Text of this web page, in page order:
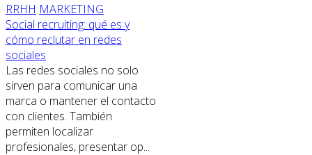
RRHH MARKETING
Social recruiting: qué es y
cómo reclutar en redes
sociales
Las redes sociales no solo
sirven para comunicar una
marca o mantener el contacto
con clientes. También
permiten localizar
profesionales, presentar op...